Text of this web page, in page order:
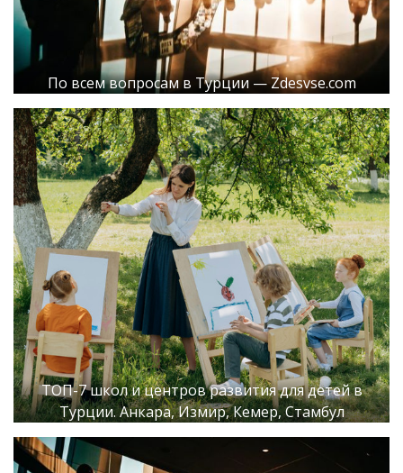
По всем вопросам в Турции — Zdesvse.com
ТОП-7 школ и центров развития для детей в
Турции. Анкара, Измир, Кемер, Стамбул